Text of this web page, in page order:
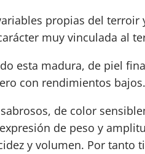
propias del
muy vinculada al
esta madura, de piel
con rendimientos bajos.
de color
de peso y
y volumen. Por tanto